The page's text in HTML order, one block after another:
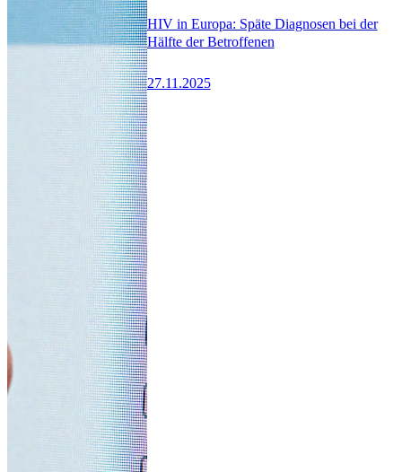
HIV in Europa: Späte Diagnosen bei der
Hälfte der Betroffenen
27.11.2025